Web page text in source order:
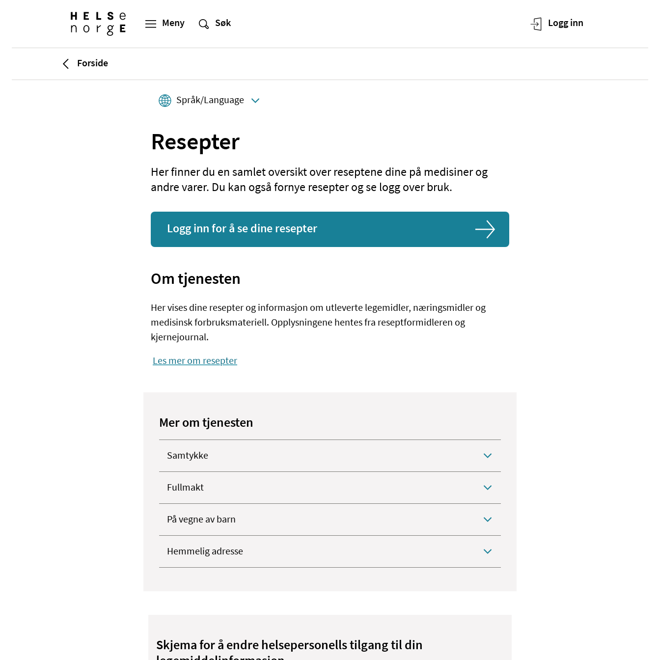
Forside
Språk/Language
Resepter
Her finner du en samlet oversikt over reseptene dine på medisiner og
andre varer. Du kan også fornye resepter og se logg over bruk.
Logg inn for å se dine resepter
Om tjenesten
Her vises dine resepter og informasjon om utleverte legemidler, næringsmidler og
medisinsk forbruksmateriell. Opplysningene hentes fra reseptformidleren og
kjernejournal.
Les mer om resepter
Mer om tjenesten
Samtykke
Fullmakt
På vegne av barn
Hemmelig adresse
Skjema for å endre helsepersonells tilgang til din